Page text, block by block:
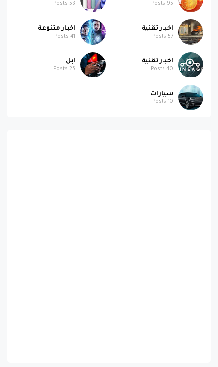
95
58
اخبار تقنية
57
اخبار متنوعة
41
اخبار تقنية
40
ابل
26
سيارات
10